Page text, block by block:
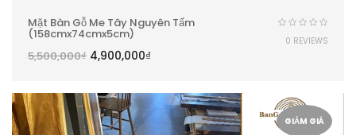
Mặt Bàn Gỗ Me Tây Nguyên Tấm
(158cmx74cmx5cm)
5,500,000₫ 4,900,000₫
0 REVIEWS
GIẢM GIÁ